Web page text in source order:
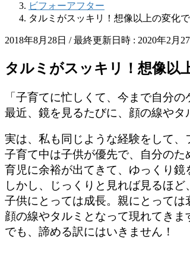
ビフォーアフター
タルミがスッキリ！想像以上の変化で
2018年8月28日 / 最終更新日時 : 2020年2月
タルミがスッキリ！想像以
「子育てに忙しくて、今まで自分
最近、鏡を見るたびに、顔の線やタ
実は、私も同じような経験をして、
子育て中は子供が優先で、自分のた
育児に余裕が出てきて、ゆっくり鏡
しかし、じっくりと見れば見るほど
子供にとっては成長。親にとっては
顔の線やタルミとなって現れてきま
でも、諦める訳にはいきません！